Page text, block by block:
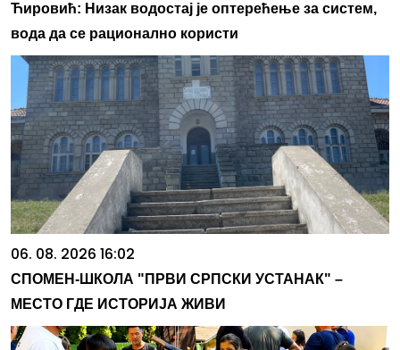
Ћировић: Низак водостај је оптерећење за систем,
вода да се рационално користи
06. 08. 2026 16:02
СПОМЕН-ШКОЛА "ПРВИ СРПСКИ УСТАНАК" –
МЕСТО ГДЕ ИСТОРИЈА ЖИВИ